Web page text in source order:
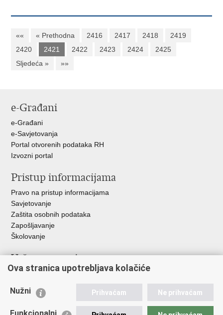
«« « Prethodna 2416 2417 2418
2419
2420
2421 2422 2423 2424
2425
Sljedeća »
»»
e-Građani
e-Građani
e-Savjetovanja
Portal otvorenih podataka RH
Izvozni portal
Pristup informacijama
Pravo na pristup informacijama
Savjetovanje
Zaštita osobnih podataka
Zapošljavanje
Školovanje
Važne poveznice
Ministarstvo unutarnjih poslova
Udruge
Ova stranica upotrebljava kolačiće
Nužni Prihvaćam Ne prihvaćam